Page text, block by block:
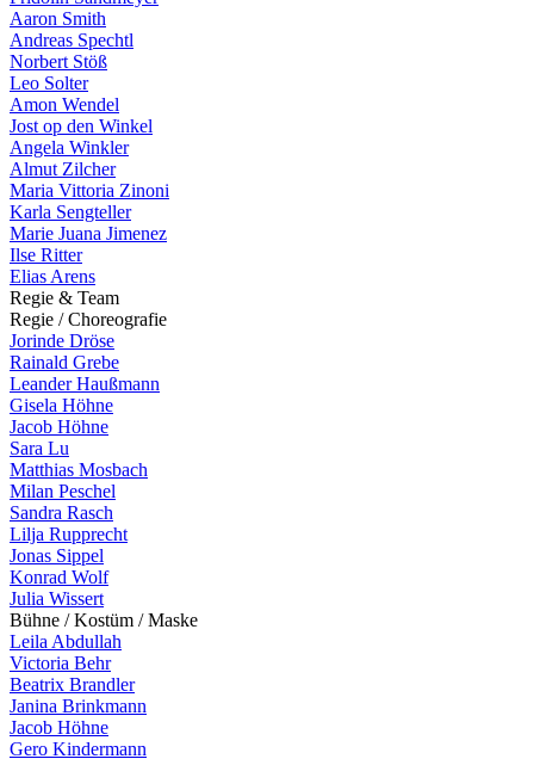
Aaron Smith
Andreas Spechtl
Norbert Stöß
Leo Solter
Amon Wendel
Jost op den Winkel
Angela Winkler
Almut Zilcher
Maria Vittoria Zinoni
Karla Sengteller
Marie Juana Jimenez
Ilse Ritter
Elias Arens
Regie & Team
Regie / Choreografie
Jorinde Dröse
Rainald Grebe
Leander Haußmann
Gisela Höhne
Jacob Höhne
Sara Lu
Matthias Mosbach
Milan Peschel
Sandra Rasch
Lilja Rupprecht
Jonas Sippel
Konrad Wolf
Julia Wissert
Bühne / Kostüm / Maske
Leila Abdullah
Victoria Behr
Beatrix Brandler
Janina Brinkmann
Jacob Höhne
Gero Kindermann